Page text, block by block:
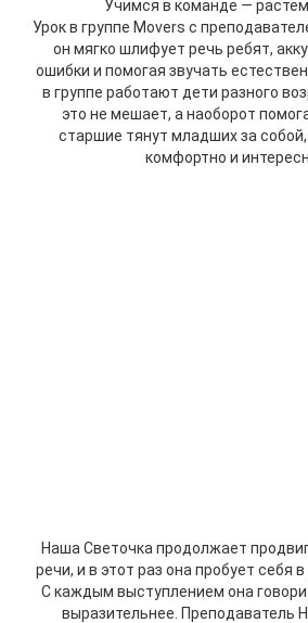
Учимся в команде —
Урок в группе Movers с
он мягко шлифует речь ребят,
ошибки и помогая звучать
в группе работают дети разного
это не мешает, а наоборот
старшие тянут младших за
комфортно и
Наша Светочка продолжает
речи, и в этот раз она пробует себя
С каждым выступлением она
выразительнее. Преподаватель